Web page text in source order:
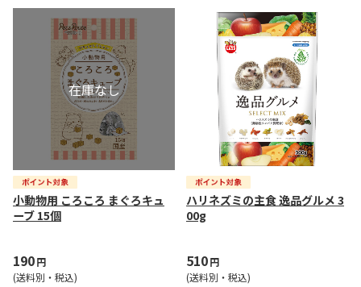
小動物用 ころころ まぐろキュ
ーブ 15個
190円
(送料別・税込)
ハリネズミの主食 逸品グルメ 3
00g
510円
(送料別・税込)